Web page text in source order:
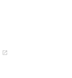
open_in_new